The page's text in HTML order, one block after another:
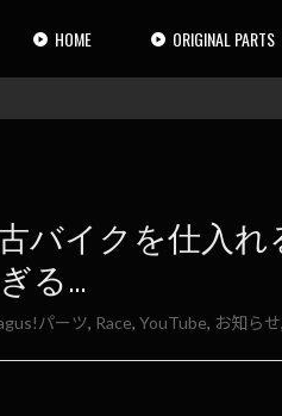
HOME ORIGINAL PARTS
古バイクを仕入
る…
パーツ, Race, YouTube, お知らせ,